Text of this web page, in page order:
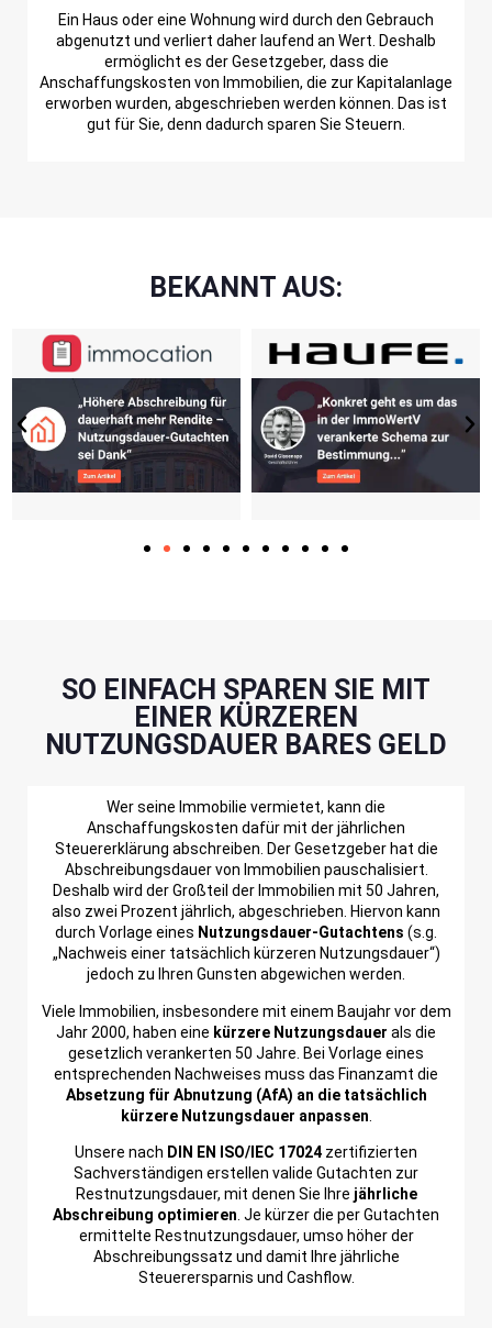
Ein Haus oder eine Wohnung wird durch den Gebrauch
abgenutzt und verliert daher laufend an Wert. Deshalb
ermöglicht es der Gesetzgeber, dass die
Anschaffungskosten von Immobilien, die zur Kapitalanlage
erworben wurden, abgeschrieben werden können. Das ist
gut für Sie, denn dadurch sparen Sie Steuern.
BEKANNT AUS:
SO EINFACH SPAREN SIE MIT
EINER KÜRZEREN
NUTZUNGSDAUER BARES GELD
Wer seine Immobilie vermietet, kann die
Anschaffungskosten dafür mit der jährlichen
Steuererklärung abschreiben. Der Gesetzgeber hat die
Abschreibungsdauer von Immobilien pauschalisiert.
Deshalb wird der Großteil der Immobilien mit 50 Jahren,
also zwei Prozent jährlich, abgeschrieben. Hiervon kann
durch Vorlage eines Nutzungsdauer-Gutachtens (s.g.
„Nachweis einer tatsächlich kürzeren Nutzungsdauer“)
jedoch zu Ihren Gunsten abgewichen werden.
Viele Immobilien, insbesondere mit einem Baujahr vor dem
Jahr 2000, haben eine kürzere Nutzungsdauer als die
gesetzlich verankerten 50 Jahre. Bei Vorlage eines
entsprechenden Nachweises muss das Finanzamt die
Absetzung für Abnutzung (AfA) an die tatsächlich
kürzere Nutzungsdauer anpassen
Unsere nach DIN EN ISO/IEC 17024 zertifizierten
Sachverständigen erstellen valide Gutachten zur
Restnutzungsdauer, mit denen Sie Ihre jährliche
Abschreibung optimieren. Je kürzer die per Gutachten
ermittelte Restnutzungsdauer, umso höher der
Abschreibungssatz und damit Ihre jährliche
Steuerersparnis und Cashflow.